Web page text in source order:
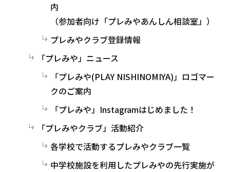
内
（参加者向け「プレみやあんしん相談室」）
プレみやクラブ登録情報
「プレみや」ニュース
「プレみや(PLAY NISHINOMIYA)」ロゴマー
クのご案内
「プレみや」Instagramはじめました！
「プレみやクラブ」活動紹介
各学校で活動するプレみやクラブ一覧
中学校施設を利用したプレみやの先行実施が